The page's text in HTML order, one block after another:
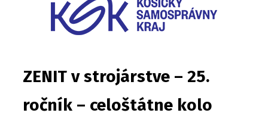
ZENIT v strojárstve – 25.
ročník – celoštátne kolo